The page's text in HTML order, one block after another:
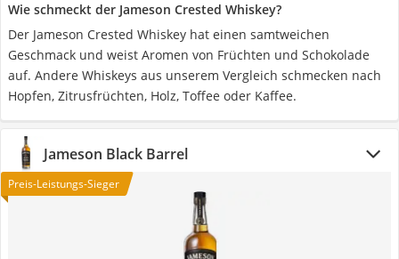
Wie schmeckt der Jameson Crested Whiskey?
Der Jameson Crested Whiskey hat einen samtweichen
Geschmack und weist Aromen von Früchten und Schokolade
auf. Andere Whiskeys aus unserem Vergleich schmecken nach
Hopfen, Zitrusfrüchten, Holz, Toffee oder Kaffee.
Jameson Black Barrel
Preis-Leistungs-Sieger